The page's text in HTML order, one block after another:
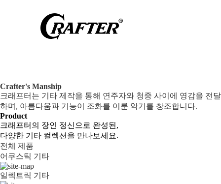
Crafter's Manship
크래프터는 기타 제작을 통해 연주자와 청중 사이에 영감을 전달
하며, 아름다움과 기능이 조화를 이룬 악기를 창조합니다.
Product
크래프터의 장인 정신으로 완성된,
다양한 기타 컬렉션을 만나보세요.
전체 제품
어쿠스틱 기타
일렉트릭 기타